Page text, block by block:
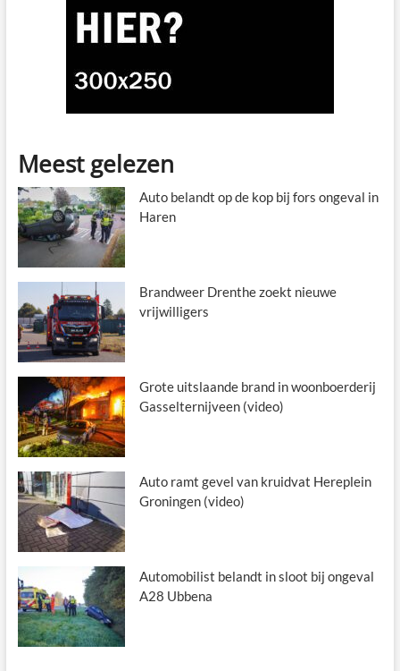
Meest gelezen
Auto belandt op de kop bij fors ongeval in
Haren
Brandweer Drenthe zoekt nieuwe
vrijwilligers
Grote uitslaande brand in woonboerderij
Gasselternijveen (video)
Auto ramt gevel van kruidvat Hereplein
Groningen (video)
Automobilist belandt in sloot bij ongeval
A28 Ubbena